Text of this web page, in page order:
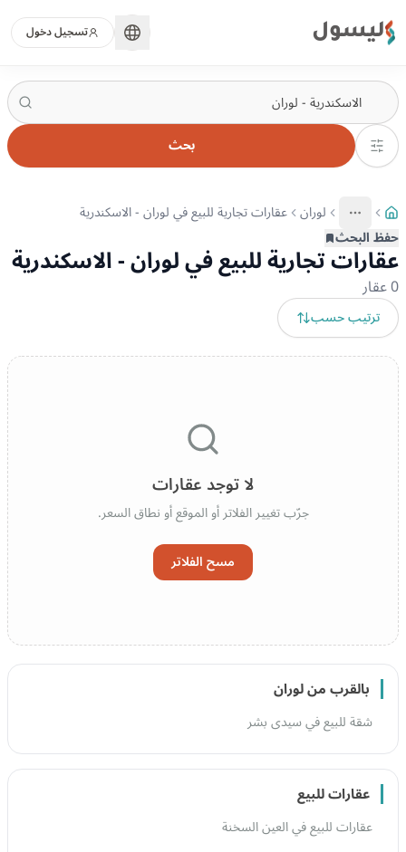
ليسول تسجيل دخول
بحث
More
عرض المزيد من المسارات
لوران عقارات تجارية للبيع في لوران - الاسكندرية
حفظ البحث
عقارات تجارية للبيع في لوران - الاسكندرية
0عقار
ترتيب حسب
لا توجد عقارات
جرّب تغيير الفلاتر أو الموقع أو نطاق السعر.
مسح الفلاتر
بالقرب من لوران
شقة للبيع في سيدى بشر
عقارات للبيع
عقارات للبيع في العين السخنة